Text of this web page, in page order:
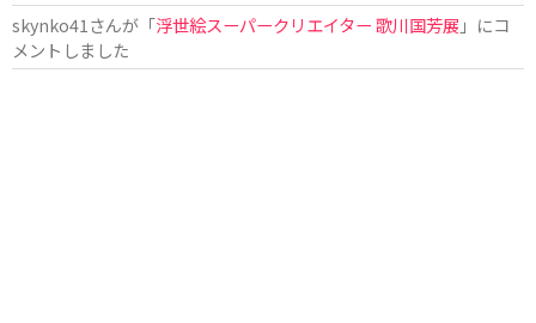
skynko41 さんが「浮世絵スーパークリエイター 歌川国芳展 」にコ
メントしました